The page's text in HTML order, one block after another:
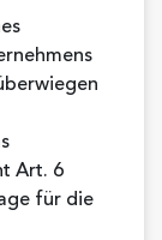
Art. 6
für die